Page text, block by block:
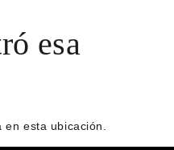
esa
esta ubicación.